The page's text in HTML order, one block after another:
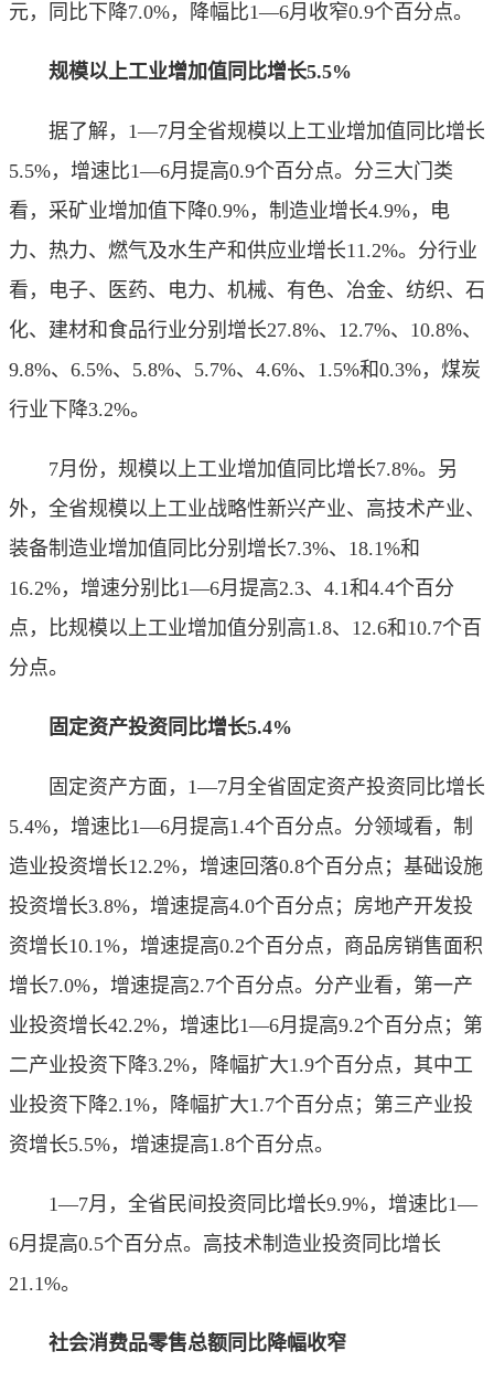
元，同比下降7.0%，降幅比1—6月收窄0.9个百分点。
规模以上工业增加值同比增长5.5%
据了解，1—7月全省规模以上工业增加值同比增长
5.5%，增速比1—6月提高0.9个百分点。分三大门类
看，采矿业增加值下降0.9%，制造业增长4.9%，电
力、热力、燃气及水生产和供应业增长11.2%。分行业
看，电子、医药、电力、机械、有色、冶金、纺织、石
化、建材和食品行业分别增长27.8%、12.7%、10.8%、
9.8%、6.5%、5.8%、5.7%、4.6%、1.5%和0.3%，煤炭
行业下降3.2%。
7月份，规模以上工业增加值同比增长7.8%。另
外，全省规模以上工业战略性新兴产业、高技术产业、
装备制造业增加值同比分别增长7.3%、18.1%和
16.2%，增速分别比1—6月提高2.3、4.1和4.4个百分
点，比规模以上工业增加值分别高1.8、12.6和10.7个百
分点。
固定资产投资同比增长5.4%
固定资产方面，1—7月全省固定资产投资同比增长
5.4%，增速比1—6月提高1.4个百分点。分领域看，制
造业投资增长12.2%，增速回落0.8个百分点；基础设施
投资增长3.8%，增速提高4.0个百分点；房地产开发投
资增长10.1%，增速提高0.2个百分点，商品房销售面积
增长7.0%，增速提高2.7个百分点。分产业看，第一产
业投资增长42.2%，增速比1—6月提高9.2个百分点；第
二产业投资下降3.2%，降幅扩大1.9个百分点，其中工
业投资下降2.1%，降幅扩大1.7个百分点；第三产业投
资增长5.5%，增速提高1.8个百分点。
1—7月，全省民间投资同比增长9.9%，增速比1—
6月提高0.5个百分点。高技术制造业投资同比增长
21.1%。
社会消费品零售总额同比降幅收窄